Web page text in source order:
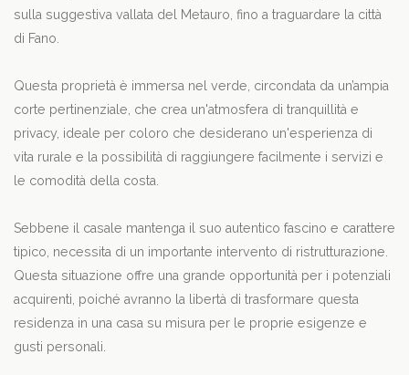
sulla suggestiva vallata del Metauro, fino a traguardare la città
di Fano.
Questa proprietà è immersa nel verde, circondata da un’ampia
corte pertinenziale, che crea un'atmosfera di tranquillità e
privacy, ideale per coloro che desiderano un'esperienza di
vita rurale e la possibilità di raggiungere facilmente i servizi e
le comodità della costa.
Sebbene il casale mantenga il suo autentico fascino e carattere
tipico, necessita di un importante intervento di ristrutturazione.
Questa situazione offre una grande opportunità per i potenziali
acquirenti, poiché avranno la libertà di trasformare questa
residenza in una casa su misura per le proprie esigenze e
gusti personali.